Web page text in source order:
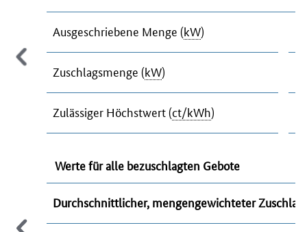
Ausgeschriebene Menge (kW)
Zuschlagsmenge (kW)
Zulässiger Höchstwert (ct/kWh)
Werte für alle bezuschlagten Gebote
Durchschnittlicher, mengengewichteter